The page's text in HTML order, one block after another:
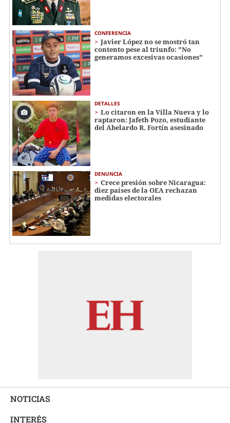
CONFERENCIA
Javier López no se mostró tan
contento pese al triunfo: "No
generamos excesivas ocasiones"
DETALLES
Lo citaron en la Villa Nueva y lo
raptaron: Jafeth Pozo, estudiante
del Abelardo R. Fortín asesinado
DENUNCIA
Crece presión sobre Nicaragua:
diez países de la OEA rechazan
medidas electorales
NOTICIAS
INTERÉS